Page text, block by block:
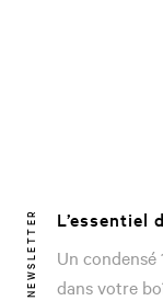
NEWSLETTER
L’essentiel
Un
dans votre